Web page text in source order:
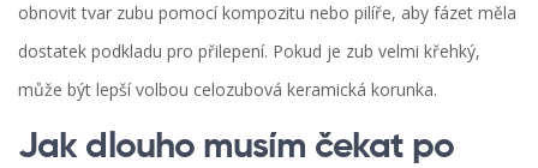
obnovit tvar zubu pomocí kompozitu nebo pilíře, aby fázet měla
dostatek podkladu pro přilepení. Pokud je zub velmi křehký,
může být lepší volbou celozubová keramická korunka.
Jak dlouho musím čekat po